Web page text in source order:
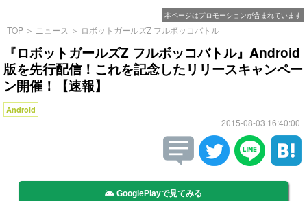
本ページはプロモーションが含まれています
TOP ＞ ニュース ＞ ロボットガールズZ フルボッコバトル
『ロボットガールズZ フルボッコバトル』Android
版を先行配信！これを記念したリリースキャンペー
ン開催！【速報】
Android
2015-08-03 16:40:00
GooglePlayで見てみる